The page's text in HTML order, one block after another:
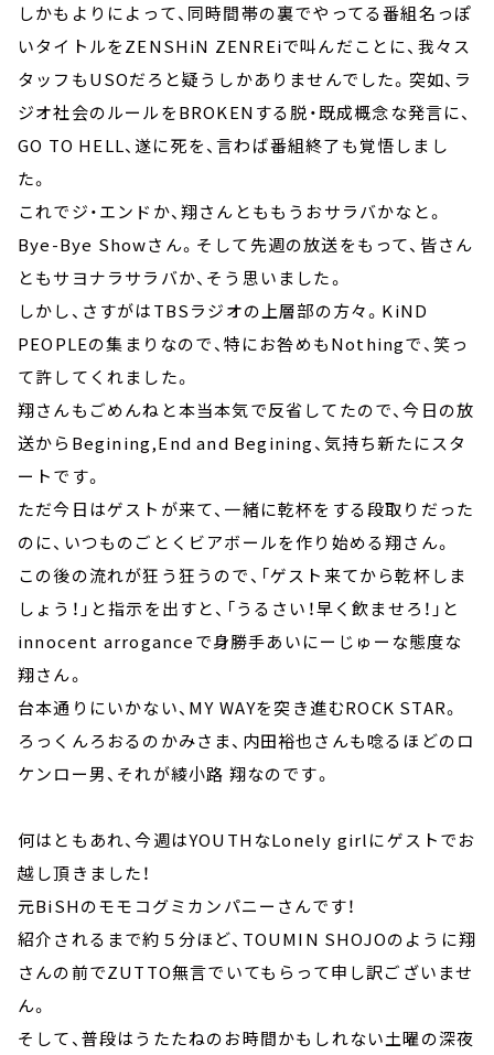
しかもよりによって、同時間帯の裏でやってる番組名っぽ
いタイトルをZENSHiN ZENREiで叫んだことに、我々ス
タッフもUSOだろと疑うしかありませんでした。突如、ラ
ジオ社会のルールをBROKENする脱・既成概念な発言に、
GO TO HELL、遂に死を、言わば番組終了も覚悟しまし
た。
これでジ・エンドか、翔さんとももうおサラバかなと。
Bye-Bye Showさん。そして先週の放送をもって、皆さん
ともサヨナラサラバか、そう思いました。
しかし、さすがはTBSラジオの上層部の方々。KiND
PEOPLEの集まりなので、特にお咎めもNothingで、笑っ
て許してくれました。
翔さんもごめんねと本当本気で反省してたので、今日の放
送からBegining,End and Begining、気持ち新たにスタ
ートです。
ただ今日はゲストが来て、一緒に乾杯をする段取りだった
のに、いつものごとくビアボールを作り始める翔さん。
この後の流れが狂う狂うので、「ゲスト来てから乾杯しま
しょう！」と指示を出すと、「うるさい！早く飲ませろ！」と
innocent arroganceで身勝手あいにーじゅーな態度な
翔さん。
台本通りにいかない、MY WAYを突き進むROCK STAR。
ろっくんろおるのかみさま、内田裕也さんも唸るほどのロ
ケンロー男、それが綾小路 翔なのです。
何はともあれ、今週はYOUTHなLonely girlにゲストでお
越し頂きました！
元BiSHのモモコグミカンパニーさんです！
紹介されるまで約５分ほど、TOUMIN SHOJOのように翔
さんの前でZUTTO無言でいてもらって申し訳ございませ
ん。
そして、普段はうたたねのお時間かもしれない土曜の深夜